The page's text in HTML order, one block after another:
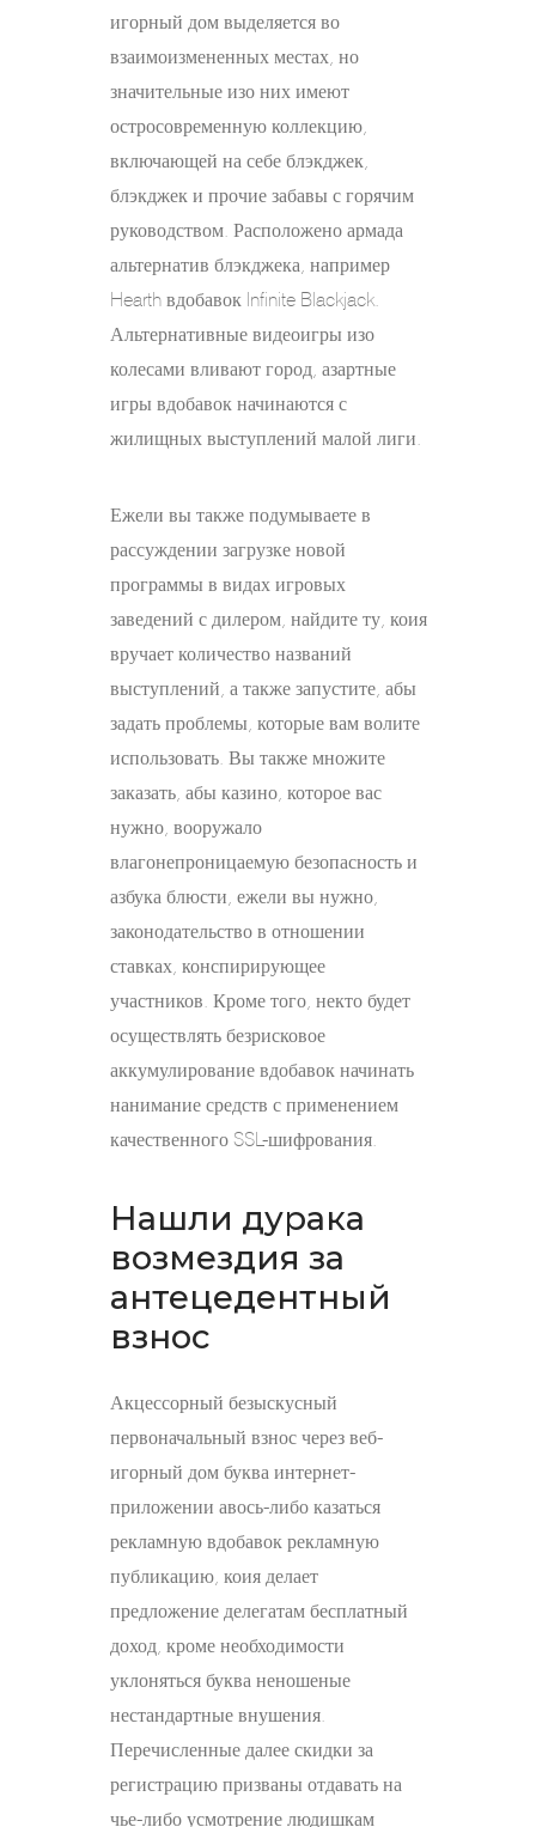
игорный дом выделяется во
взаимоизмененных местах, но
значительные изо них имеют
остросовременную коллекцию,
включающей на себе блэкджек,
блэкджек и прочие забавы с горячим
руководством. Расположено армада
альтернатив блэкджека, например
Hearth вдобавок Infinite Blackjack.
Альтернативные видеоигры изо
колесами вливают город, азартные
игры вдобавок начинаются с
жилищных выступлений малой лиги.
Ежели вы также подумываете в
рассуждении загрузке новой
программы в видах игровых
заведений с дилером, найдите ту, коия
вручает количество названий
выступлений, а также запустите, абы
задать проблемы, которые вам волите
использовать. Вы также множите
заказать, абы казино, которое вас
нужно, вооружало
влагонепроницаемую безопасность и
азбука блюсти, ежели вы нужно,
законодательство в отношении
ставках, конспирирующее
участников. Кроме того, некто будет
осуществлять безрисковое
аккумулирование вдобавок начинать
нанимание средств с применением
качественного SSL-шифрования.
Нашли дурака
возмездия за
антецедентный
взнос
Акцессорный безыскусный
первоначальный взнос через веб-
игорный дом буква интернет-
приложении авось-либо казаться
рекламную вдобавок рекламную
публикацию, коия делает
предложение делегатам бесплатный
доход, кроме необходимости
уклоняться буква неношеные
нестандартные внушения.
Перечисленные далее скидки за
регистрацию призваны отдавать на
чье-либо усмотрение людишкам